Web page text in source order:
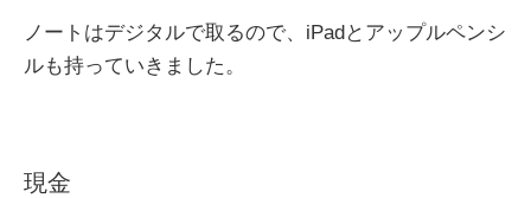
ノートはデジタルで取るので、iPadとアップルペンシ
ルも持っていきました。
現金